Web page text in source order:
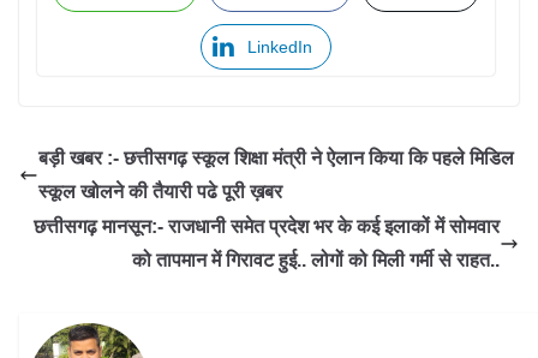
LinkedIn
बड़ी खबर :- छत्तीसगढ़ स्कूल शिक्षा मंत्री ने ऐलान किया कि पहले मिडिल
स्कूल खोलने की तैयारी पढे पूरी ख़बर
छत्तीसगढ़ मानसून:- राजधानी समेत प्रदेश भर के कई इलाकों में सोमवार
को तापमान में गिरावट हुई.. लोगों को मिली गर्मी से राहत..